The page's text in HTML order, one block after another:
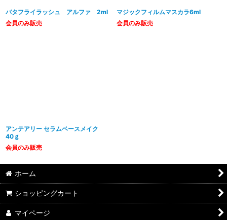
バタフライラッシュ アルファ 2ml
会員のみ販売
マジックフィルムマスカラ6ml
会員のみ販売
アンテアリー セラムベースメイク
40ｇ
会員のみ販売
ホーム
ショッピングカート
マイページ